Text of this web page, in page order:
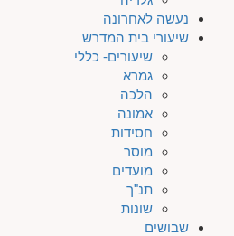
נעשה לאחרונה
שיעורי בית המדרש
שיעורים- כללי
גמרא
הלכה
אמונה
חסידות
מוסר
מועדים
תנ"ך
שונות
שבושים